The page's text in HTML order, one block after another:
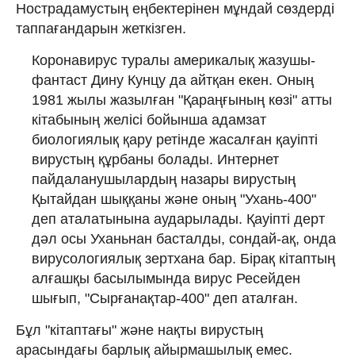
Нострадамустың еңбектерінен мұндай сөздерді
таппағандарын жеткізген.
Коронавирус туралы америкалық жазушы-
фантаст Дину Кунцу да айтқан екен. Оның
1981 жылы жазылған "Қараңғының көзі" атты
кітабының желісі бойынша адамзат
биологиялық қару ретінде жасалған қауіпті
вирустың құрбаны болады. Интернет
пайдаланушылардың назары вирустың
Қытайдан шыққаны және оның "Ухань-400"
деп аталатынына аударылады. Қауіпті дерт
дәл осы Уханьнан басталды, сондай-ақ, онда
вирусологиялық зертхана бар. Бірақ кітаптың
алғашқы басылымында вирус Ресейден
шығып, "Сырғанақтар-400" деп аталған.
Бұл "кітаптағы" және нақты вирустың
арасындағы барлық айырмашылық емес.